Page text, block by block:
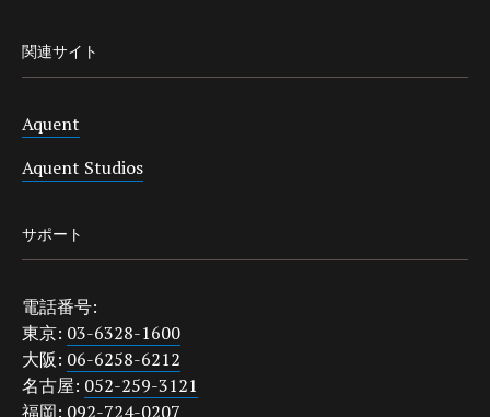
関連サイト
Aquent
Aquent Studios
サポート
電話番号:
東京: 03-6328-1600
大阪: 06-6258-6212
名古屋: 052-259-3121
福岡: 092-724-0207